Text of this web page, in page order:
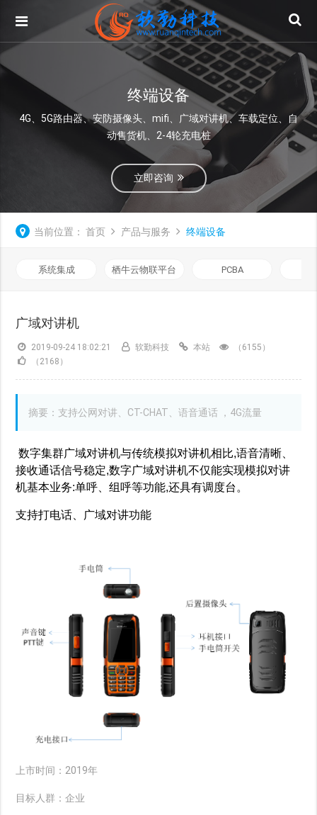
终端设备
4G、5G路由器、安防摄像头、mifi、广域对讲机、车载定位、自
动售货机、2-4轮充电桩
立即咨询
当前位置： 首页 产品与服务 终端设备
系统集成 栖牛云物联平台 PCBA
广域对讲机
2019-09-24 18:02:21 软勤科技 本站
（6155）
（2168）
摘要：支持公网对讲、CT-CHAT、语音通话 ，4G流量
数字集群广域对讲机与传统模拟对讲机相比,语音清晰、
接收通话信号稳定,数字广域对讲机不仅能实现模拟对讲
机基本业务:单呼、组呼等功能,还具有调度台。
支持打电话、广域对讲功能
上市时间：2019年
目标人群：企业